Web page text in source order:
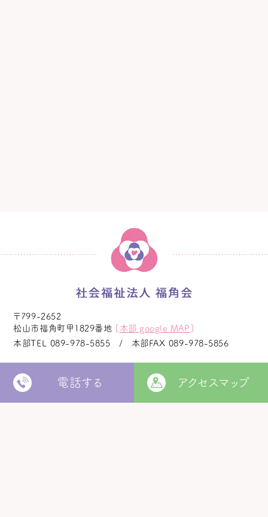
〒799-2652
松山市福角町甲1829番地
本部 google MAP ]
本部TEL
089-978-5855 本部FAX 089-978-5856
法人本部 いつきの里
電話する アクセスマップ